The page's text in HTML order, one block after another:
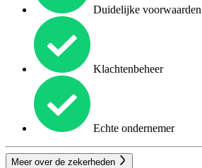
Duidelijke voorwaarden
Klachtenbeheer
Echte ondernemer
Meer over de zekerheden